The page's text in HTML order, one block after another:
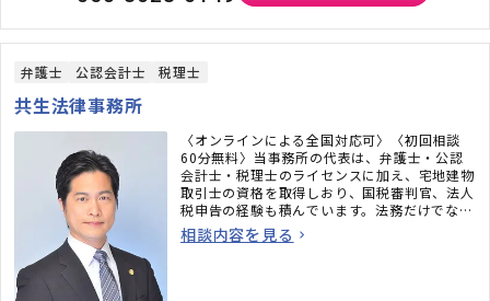
弁護士 公認会計士 税理士
共生法律事務所
〈オンラインによる全国対応可〉〈初回相談
60分無料〉当事務所の代表は、弁護士・公認
会計士・税理士のライセンスに加え、宅地建物
取引士の資格を取得しおり、国税審判官、法人
税申告の経験も積んでいます。法務だけでな
く、税務のことまで考えた包括的なサポートを
ご提供いたします。不動産・相続でお困りの
相談内容を見る